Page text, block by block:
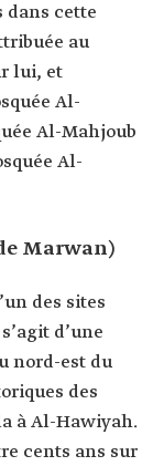
dans cette
au
lui, et
Al-
Al-Mahjoub
Al-
Marwan)
des sites
d’une
nord-est du
des
à Al-Hawiyah.
cents ans sur